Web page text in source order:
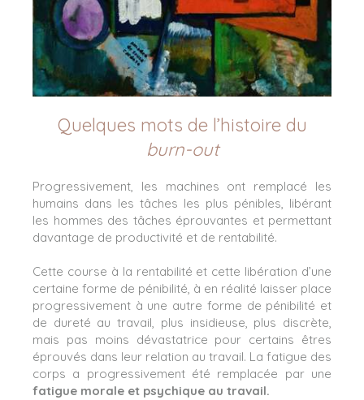
Quelques mots de l’histoire du
burn-out
Progressivement, les machines ont remplacé les
humains dans les tâches les plus pénibles, libérant
les hommes des tâches éprouvantes et permettant
davantage de productivité et de rentabilité.
Cette course à la rentabilité et cette libération d’une
certaine forme de pénibilité, à en réalité laisser place
progressivement à une autre forme de pénibilité et
de dureté au travail, plus insidieuse, plus discrète,
mais pas moins dévastatrice pour certains êtres
éprouvés dans leur relation au travail. La fatigue des
corps a progressivement été remplacée par une
fatigue morale et psychique au travail.